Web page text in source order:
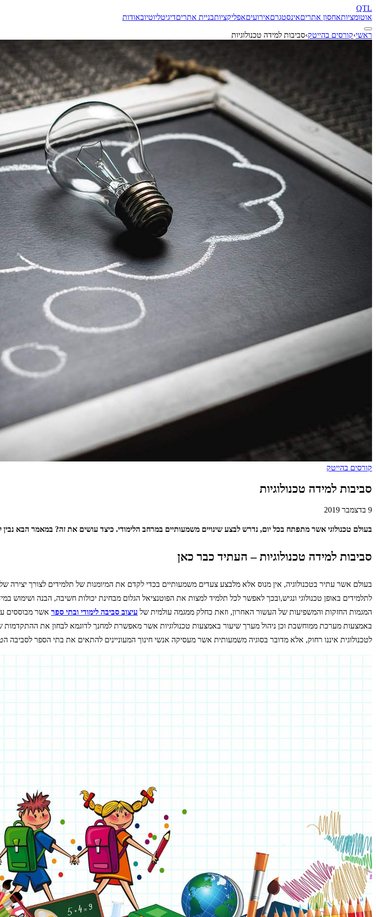
QTL
אוטומציותאחסון אתריםאינסטגרםאירועיםאפליקציותבניית אתריםדיגיטליוטיובאודות
ראשי›קורסים בהייטק›סביבות למידה טכנולוגיות
קורסים בהייטק
סביבות למידה טכנולוגיות
9 בדצמבר 2019
בעולם טכנולוגי אשר מתפתח בכל יום, נדרש לבצע שינויים משמעותיים במרחב הלימודי. כיצד עושים את זה? במאמר הבא
סביבות למידה טכנולוגיות – העתיד כבר כאן
לתלמידים באופן טכנולוגי ונגיש,ובכך לאפשר לכל תלמיד למצות את הפוטנציאל הגלום מבחינת יכולות חשיבה, הבנה
המגמות החזקות והמשפיעות של העשור האחרון, וזאת כחלק ממגמה עולמית של עיצוב סביבה לימודי ובתי ספר אשר מבוססים
באמצעות מערכת ממוחשבת וכן ניהול מערך שיעור באמצעות טכנולוגיות אשר מאפשרת למחנך לדוגמא לבחון את
לטכנולוגית איננו רחוק, אלא מדובר בסוגיה משמעותית אשר מעסיקה אנשי חינוך המעוניינים להתאים את בתי הספר לסביבה